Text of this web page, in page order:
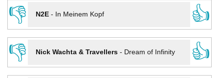
👎
N2E- In Meinem Kopf
👍
👎
Nick Wachta & Travellers- Dream of Infinity
👍